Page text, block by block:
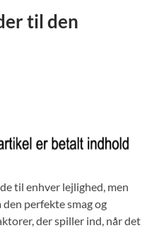
til den
til enhver lejlighed, men
perfekte smag og
der spiller ind, når det